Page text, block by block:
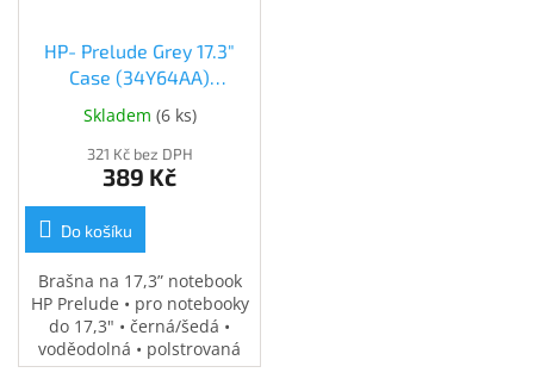
HP- Prelude Grey 17.3"
Case (34Y64AA)
(34Y64AA)
Skladem (6 ks)
321 Kč bez DPH
389 Kč
Do košíku
Brašna na 17,3” notebook
HP Prelude • pro notebooky
do 17,3" • černá/šedá •
voděodolná • polstrovaná
přihrádka na notebook •